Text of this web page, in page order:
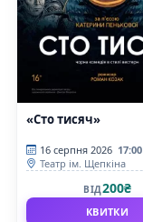
«Сто тисяч»
16 серпня 2026 17:00
Театр ім. Щепкіна
ВІД200₴
КВИТКИ